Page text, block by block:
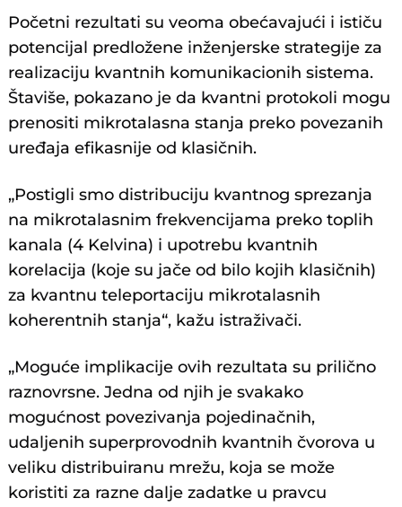
Početni rezultati su veoma obećavajući i ističu
potencijal predložene inženjerske strategije za
realizaciju kvantnih komunikacionih sistema.
Štaviše, pokazano je da kvantni protokoli mogu
prenositi mikrotalasna stanja preko povezanih
uređaja efikasnije od klasičnih.
„Postigli smo distribuciju kvantnog sprezanja
na mikrotalasnim frekvencijama preko toplih
kanala (4 Kelvina) i upotrebu kvantnih
korelacija (koje su jače od bilo kojih klasičnih)
za kvantnu teleportaciju mikrotalasnih
koherentnih stanja“, kažu istraživači.
„Moguće implikacije ovih rezultata su prilično
raznovrsne. Jedna od njih je svakako
mogućnost povezivanja pojedinačnih,
udaljenih superprovodnih kvantnih čvorova u
veliku distribuiranu mrežu, koja se može
koristiti za razne dalje zadatke u pravcu